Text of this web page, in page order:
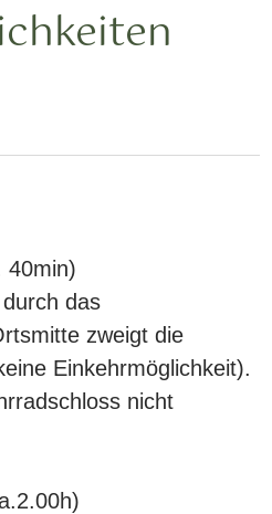
40min)
das
zweigt die
Einkehrmöglichkeit).
nicht